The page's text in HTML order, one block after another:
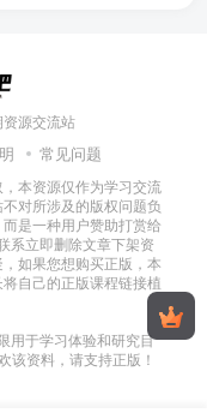
源交流站
常见问题
本资源仅作为学习交流
对所涉及的版权问题负
是一种用户赞助打赏给
系立即删除文章下架资
如果您想购买正版，本
自己的正版课程链接植
用于学习体验和研究目
该资料，请支持正版！